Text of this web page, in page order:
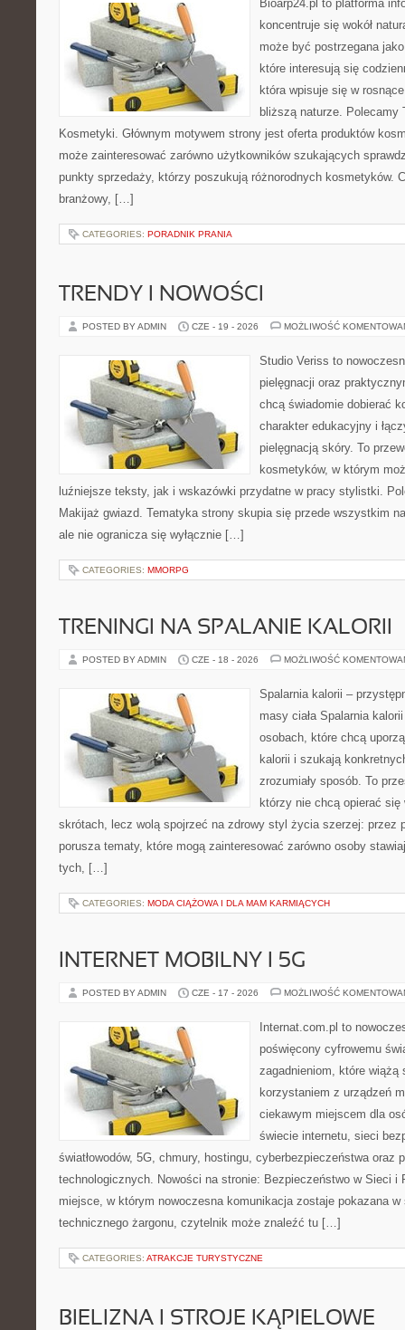
Bioarp24.pl to platforma
koncentruje się wokół
może być postrzegana
które interesują się
która wpisuje się w
bliższą naturze. Polecamy
Kosmetyki. Głównym motywem strony jest oferta produktów
może zainteresować zarówno użytkowników szukających
punkty sprzedaży, którzy poszukują różnorodnych kosmetyków.
branżowy, […]
CATEGORIES: PORADNIK PRANIA
TRENDY I NOWOŚCI
POSTED BY ADMIN CZE - 19 - 2026 MOŻLIWOŚĆ
Studio Veriss to
pielęgnacji oraz
chcą świadomie dobierać
charakter edukacyjny i
pielęgnacją skóry. To
kosmetyków, w którym
luźniejsze teksty, jak i wskazówki przydatne w pracy stylistki.
Makijaż gwiazd. Tematyka strony skupia się przede wszystkim
ale nie ogranicza się wyłącznie […]
CATEGORIES: MMORPG
TRENINGI NA SPALANIE KALORII
POSTED BY ADMIN CZE - 18 - 2026 MOŻLIWOŚĆ
Spalarnia kalorii –
masy ciała Spalarnia
osobach, które chcą
kalorii i szukają
zrozumiały sposób. To
którzy nie chcą opierać się
skrótach, lecz wolą spojrzeć na zdrowy styl życia szerzej: przez
porusza tematy, które mogą zainteresować zarówno osoby
tych, […]
CATEGORIES: MODA CIĄŻOWA I DLA MAM KARMIĄCYCH
INTERNET MOBILNY I 5G
POSTED BY ADMIN CZE - 17 - 2026 MOŻLIWOŚĆ
Internat.com.pl to
poświęcony cyfrowemu
zagadnieniom, które wiążą
korzystaniem z urządzeń
ciekawym miejscem dla
świecie internetu, sieci
światłowodów, 5G, chmury, hostingu, cyberbezpieczeństwa oraz
technologicznych. Nowości na stronie: Bezpieczeństwo w Sieci i
miejsce, w którym nowoczesna komunikacja zostaje pokazana
technicznego żargonu, czytelnik może znaleźć tu […]
CATEGORIES: ATRAKCJE TURYSTYCZNE
BIELIZNA I STROJE KĄPIELOWE